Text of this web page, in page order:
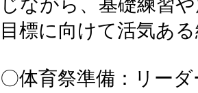
じながら、基礎練習
目標に向けて活気あ
〇体育祭準備：リー